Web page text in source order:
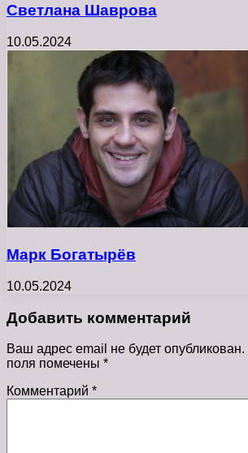
Светлана Шаврова
10.05.2024
Марк Богатырёв
10.05.2024
Добавить комментарий
Ваш адрес email не будет опубликован.
поля помечены *
Комментарий *